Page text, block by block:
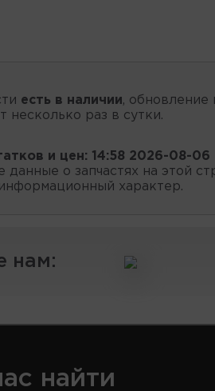
есть в наличии, обновление
несколько раз в сутки.
и цен: 14:58 2026-08-06
данные о запчастях на этой
характер.
нам:
найти